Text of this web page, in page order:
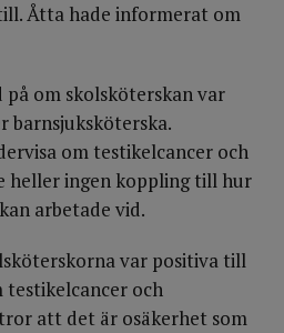
Åtta hade informerat om
på om skolsköterskan var
barnsjuksköterska.
om testikelcancer och
heller ingen koppling till hur
arbetade vid.
var positiva till
och
att det är osäkerhet som